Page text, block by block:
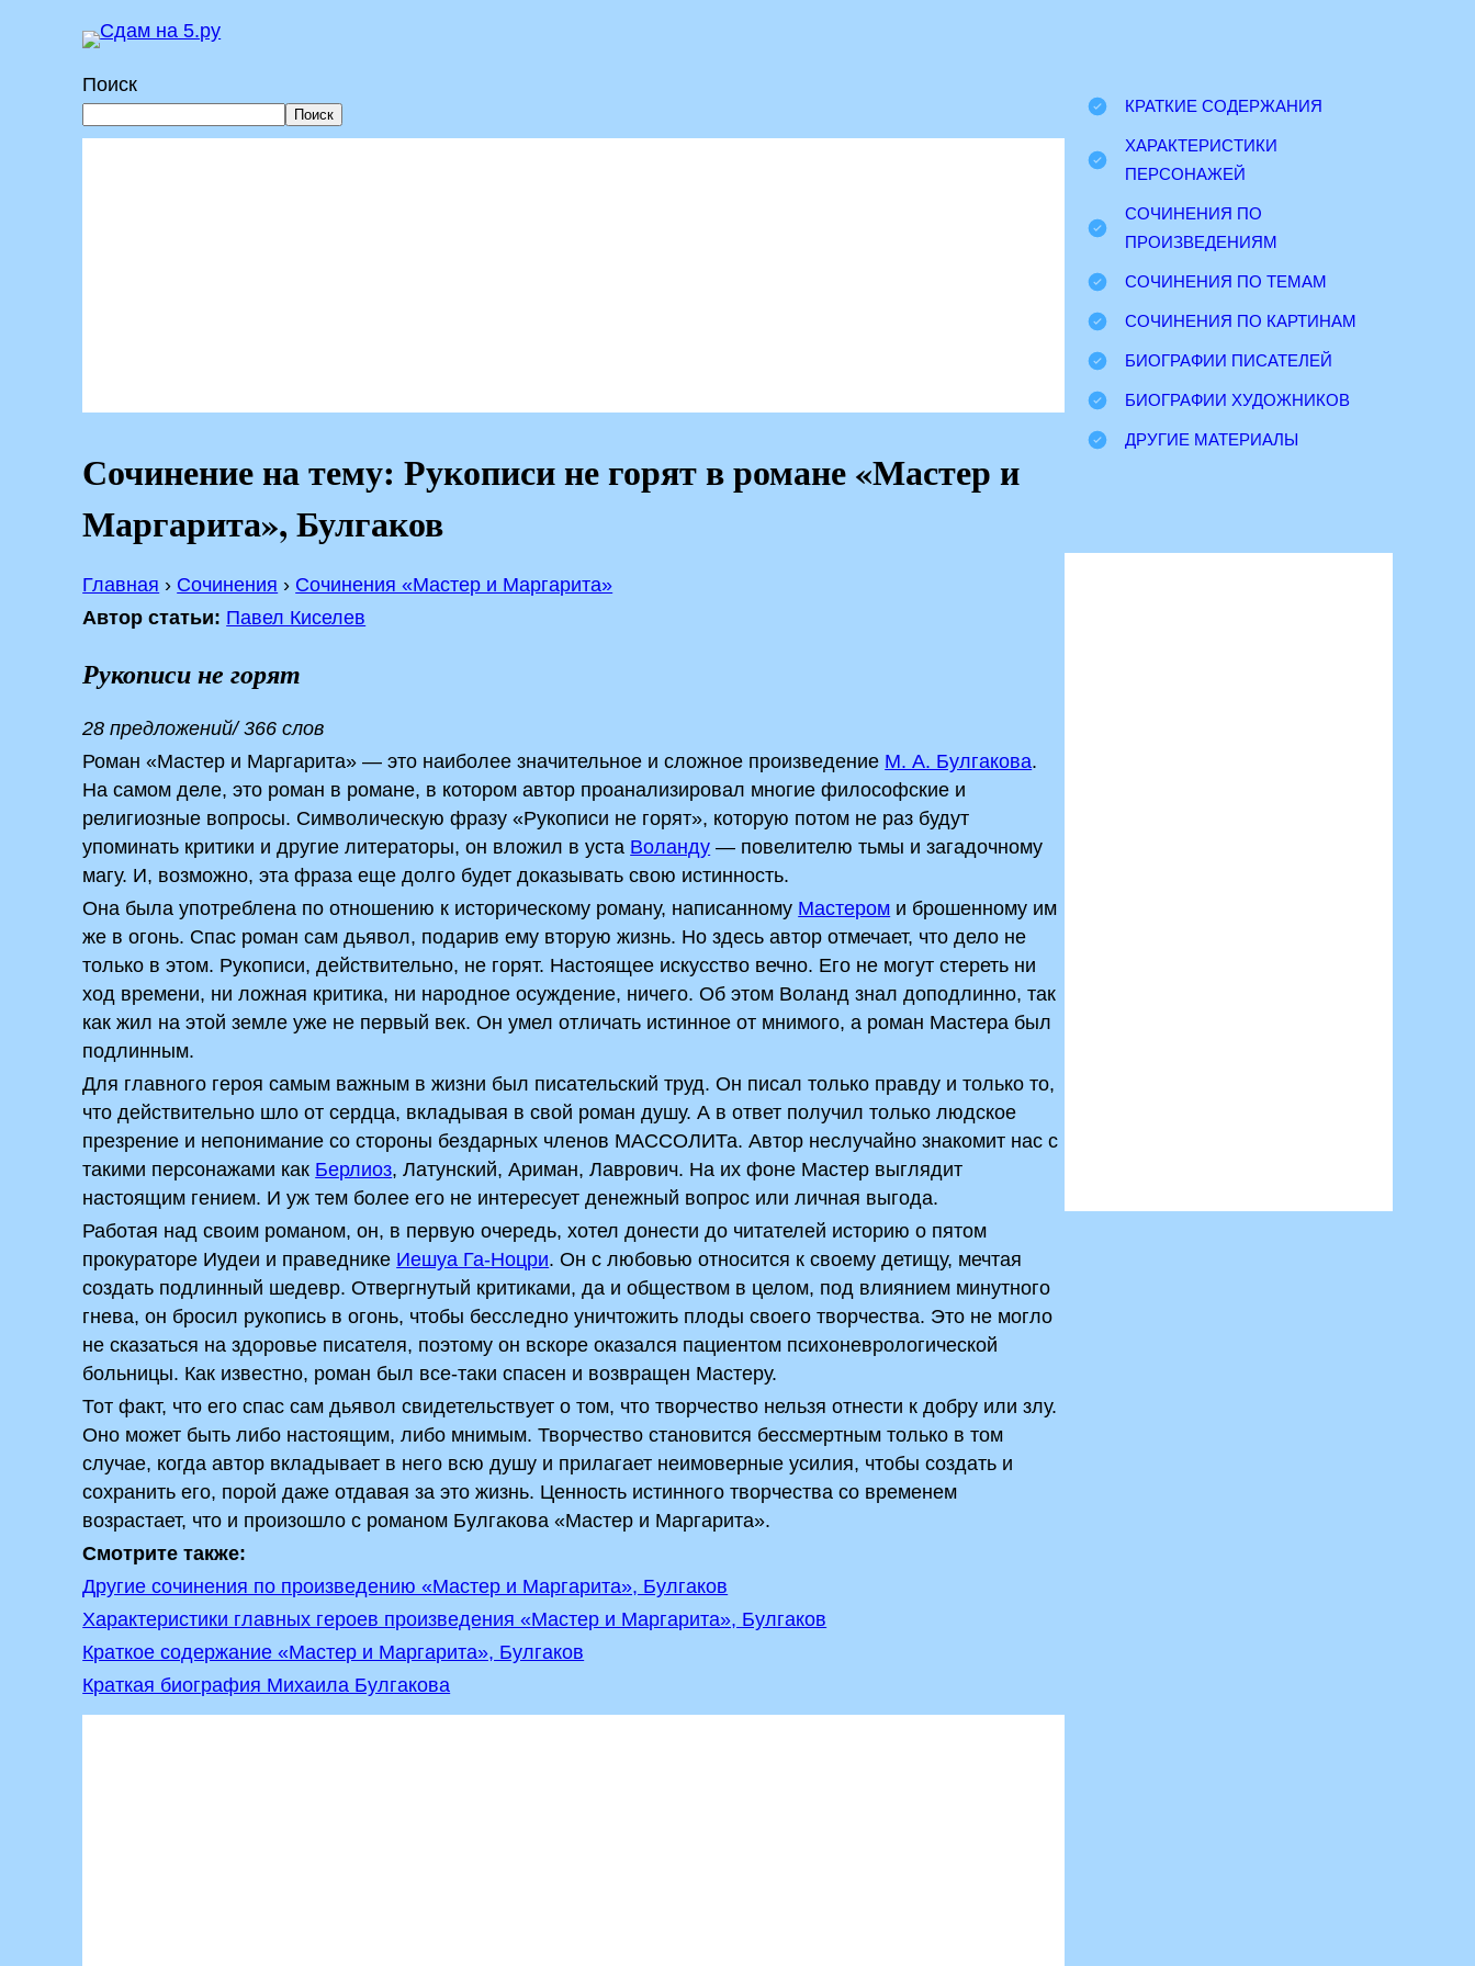
Перейти
к
содержимому
Поиск
Поиск
Сочинение на тему: Рукописи не горят в романе «Мастер и
Маргарита», Булгаков
Главная › Сочинения › Сочинения «Мастер и Маргарита»
Автор статьи: Павел Киселев
Рукописи не горят
28 предложений/ 366 слов
Роман «Мастер и Маргарита» — это наиболее значительное и сложное произведение М. А. Булгакова.
На самом деле, это роман в романе, в котором автор проанализировал многие философские и
религиозные вопросы. Символическую фразу «Рукописи не горят», которую потом не раз будут
упоминать критики и другие литераторы, он вложил в уста Воланду — повелителю тьмы и загадочному
магу. И, возможно, эта фраза еще долго будет доказывать свою истинность.
Она была употреблена по отношению к историческому роману, написанному Мастером и брошенному им
же в огонь. Спас роман сам дьявол, подарив ему вторую жизнь. Но здесь автор отмечает, что дело не
только в этом. Рукописи, действительно, не горят. Настоящее искусство вечно. Его не могут стереть ни
ход времени, ни ложная критика, ни народное осуждение, ничего. Об этом Воланд знал доподлинно, так
как жил на этой земле уже не первый век.­ Он умел отличать истинное от мнимого, а роман Мастера был
подлинным.
Для главного героя самым важным в жизни был писательский труд. Он писал только правду и только то,
что действительно шло от сердца, вкладывая в свой роман душу. А в ответ получил только людское
презрение и непонимание со стороны бездарных членов МАССОЛИТа. Автор неслучайно знакомит нас с
такими персонажами как Берлиоз, Латунский, Ариман, Лаврович. На их фоне Мастер выглядит
настоящим гением. И уж тем более его не интересует денежный вопрос или личная выгода.
Работая над своим романом, он, в первую очередь, хотел донести до читателей историю о пятом
прокураторе Иудеи и праведнике Иешуа Га-Ноцри. Он с любовью относится к своему детищу, мечтая
создать подлинный шедевр. Отвергнутый критиками, да и обществом в целом, под влиянием минутного
гнева, он бросил рукопись в огонь, чтобы бесследно уничтожить плоды своего творчества. Это не могло
не сказаться на здоровье писателя, поэтому он вскоре оказался пациентом психоневрологической
больницы. Как известно, роман был все-таки спасен и возвращен Мастеру.
Тот факт, что его спас сам дьявол свидетельствует о том, что творчество нельзя отнести к добру или злу.
Оно может быть либо настоящим, либо мнимым. Творчество становится бессмертным только в том
случае, когда автор вкладывает в него всю душу и прилагает неимоверные усилия, чтобы создать и
сохранить его, порой даже отдавая за это жизнь. Ценность истинного творчества со временем
возрастает, что и произошло с романом Булгакова «Мастер и Маргарита».
Смотрите также:
Другие сочинения по произведению «Мастер и Маргарита», Булгаков
Характеристики главных героев произведения «Мастер и Маргарита», Булгаков
Краткое содержание «Мастер и Маргарита», Булгаков
Краткая биография Михаила Булгакова
КРАТКИЕ СОДЕРЖАНИЯ
ХАРАКТЕРИСТИКИ
ПЕРСОНАЖЕЙ
СОЧИНЕНИЯ ПО
ПРОИЗВЕДЕНИЯМ
СОЧИНЕНИЯ ПО ТЕМАМ
СОЧИНЕНИЯ ПО КАРТИНАМ
БИОГРАФИИ ПИСАТЕЛЕЙ
БИОГРАФИИ ХУДОЖНИКОВ
ДРУГИЕ МАТЕРИАЛЫ